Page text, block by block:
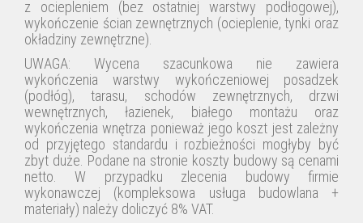
z ociepleniem (bez ostatniej warstwy podłogowej),
wykończenie ścian zewnętrznych (ocieplenie, tynki oraz
okładziny zewnętrzne).
UWAGA: Wycena szacunkowa nie zawiera
wykończenia warstwy wykończeniowej posadzek
(podłóg), tarasu, schodów zewnętrznych, drzwi
wewnętrznych, łazienek, białego montażu oraz
wykończenia wnętrza ponieważ jego koszt jest zależny
od przyjętego standardu i rozbieżności mogłyby być
zbyt duże. Podane na stronie koszty budowy są cenami
netto. W przypadku zlecenia budowy firmie
wykonawczej (kompleksowa usługa budowlana +
materiały) należy doliczyć 8% VAT.